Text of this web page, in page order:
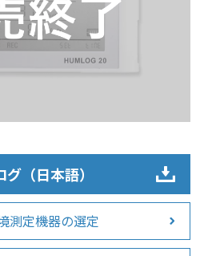
グ（日本語）
測定機器の選定